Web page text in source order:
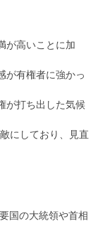
が高いことに加
が有権者に強かっ
が打ち出した気候
にしており、見直
国の大統領や首相